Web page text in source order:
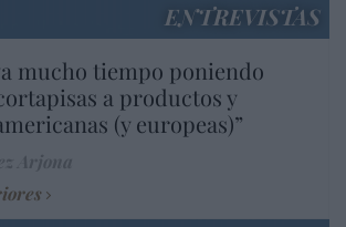
ENTREVISTAS
mucho tiempo poniendo
a productos y
(y europeas)”